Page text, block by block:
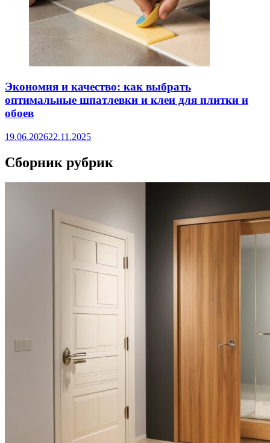
Экономия и качество: как выбрать
оптимальные шпатлевки и клеи для плитки и
обоев
19.06.202622.11.2025
Сборник рубрик